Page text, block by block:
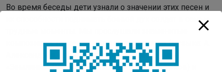
Во время беседы дети узнали о значении этих песен и
их способности поднимать боевой дух солдат в самые
композиции, такие как «Священная война» (музыка: А.
Александров, слова: Василий Лебедев-Кумач),
«Землянка» (музыка: К. Листов, слова: А. Сурков) и